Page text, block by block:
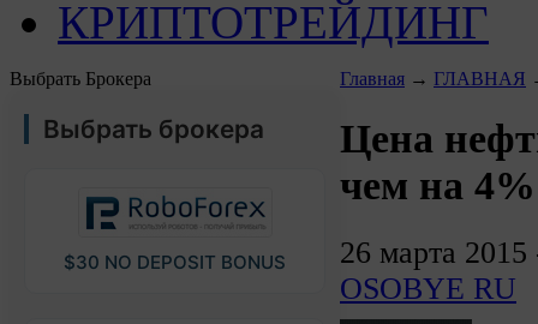
КРИПТОТРЕЙДИНГ
Выбрать Брокера
Выбрать брокера
$30 NO DEPOSIT BONUS
Главная → ГЛАВНАЯ
Цена
чем на 4%
26 марта
OSOBYE RU